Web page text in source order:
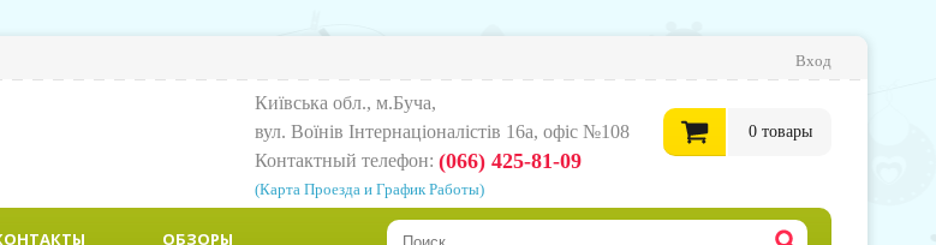
Вход
Київська обл., м.Буча,
вул. Воїнiв Iнтернацiоналiстiв 16а, офіс №108
Контактный телефон: (066) 425-81-09
(Карта Проезда и График Работы)
0товары
ОБЗОРЫ